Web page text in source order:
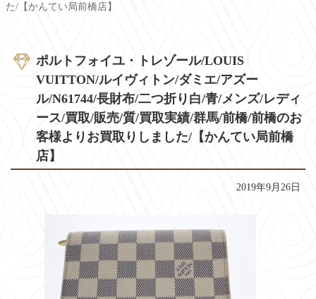
た/【かんてい局前橋店】
ポルトフォイユ・トレゾール/LOUIS
VUITTON/ルイヴィトン/ダミエ/アズー
ル/N61744/長財布/二つ折り白/青/メンズ/レディ
ース/買取/販売/質/買取実績/群馬/前橋/前橋のお
客様よりお買取りしました/【かんてい局前橋
店】
2019年9月26日